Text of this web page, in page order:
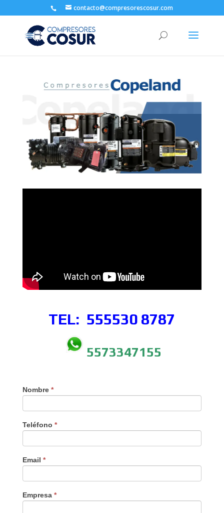
contacto@compresorescosur.com
TEL: 555530 8787
5573347155
Nombre *
Teléfono *
Email *
Empresa *